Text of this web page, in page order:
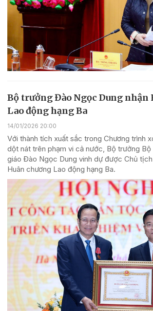
Bộ trưởng Đào Ngọc Dung nhận
Lao động hạng Ba
14/01/2026 20:00
Với thành tích xuất sắc trong Chương trình
dột nát trên phạm vi cả nước, Bộ trưởng Bộ
giáo Đào Ngọc Dung vinh dự được Chủ
Huân chương Lao động hạng Ba.